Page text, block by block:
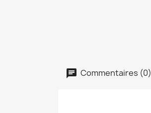
Commentaires (0)